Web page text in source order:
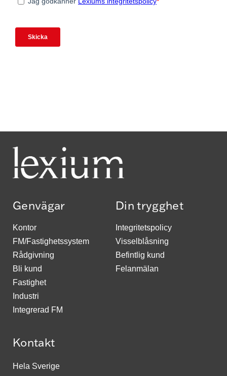
Genvägar
Kontor
FM/Fastighetssystem
Rådgivning
Bli kund
Fastighet
Industri
Integrerad FM
Din trygghet
Integritetspolicy
Visselblåsning
Befintlig kund
Felanmälan
Kontakt
Hela Sverige